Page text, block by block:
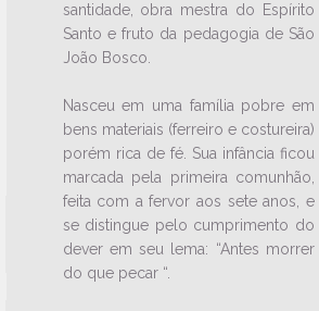
santidade, obra mestra do Espírito
Santo e fruto da pedagogia de São
João Bosco.
Nasceu em uma família pobre em
bens materiais (ferreiro e costureira)
porém rica de fé. Sua infância ficou
marcada pela primeira comunhão,
feita com a fervor aos sete anos, e
se distingue pelo cumprimento do
dever em seu lema: “Antes morrer
do que pecar “.